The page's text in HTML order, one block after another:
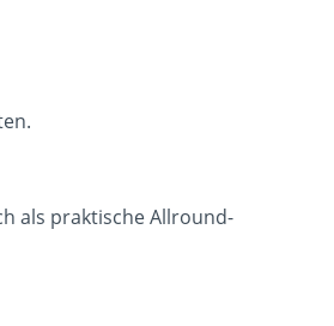
als praktische Allround-